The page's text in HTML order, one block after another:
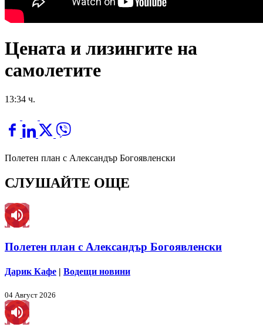
Цената и лизингите на
самолетите
13:34 ч.
Полетен план с Александър Богоявленски
СЛУШАЙТЕ ОЩЕ
Полетен план с Александър Богоявленски
Дарик Кафе | Водещи новини
04 Август 2026